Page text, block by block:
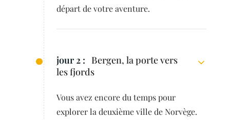
départ de votre aventure.
jour 2 : Bergen, la porte vers
les fjords
Vous avez encore du temps pour
explorer la deuxième ville de Norvège.